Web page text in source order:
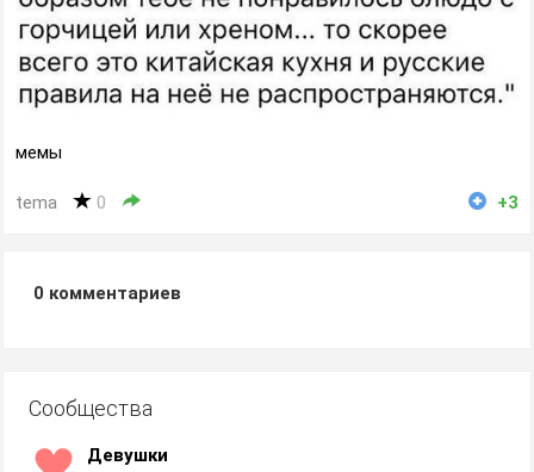
мемы
tema 0 +3
0 комментариев
Сообщества
Девушки